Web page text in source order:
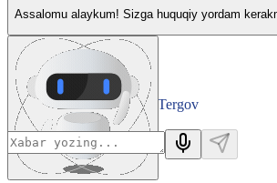
Tergov
Departamenti
Assalomu alaykum! Sizga huquqiy yordam